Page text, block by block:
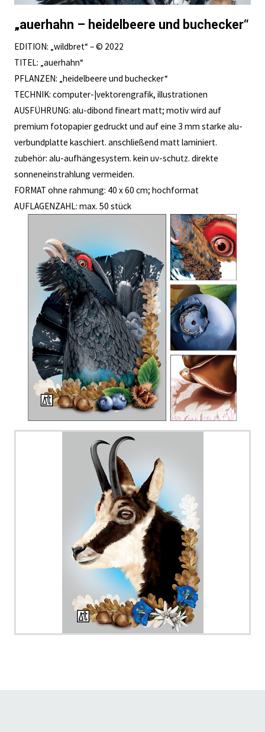
„auerhahn – heidelbeere und buchecker“
EDITION: „wildbret“ – © 2022
TITEL: „auerhahn“
PFLANZEN: „heidelbeere und buchecker“
TECHNIK: computer-|vektorengrafik, illustrationen
AUSFÜHRUNG: alu-dibond fineart matt; motiv wird auf
premium fotopapier gedruckt und auf eine 3 mm starke alu-
verbundplatte kaschiert. anschließend matt laminiert.
zubehör: alu-aufhängesystem. kein uv-schutz. direkte
sonneneinstrahlung vermeiden.
FORMAT ohne rahmung: 40 x 60 cm; hochformat
AUFLAGENZAHL: max. 50 stück